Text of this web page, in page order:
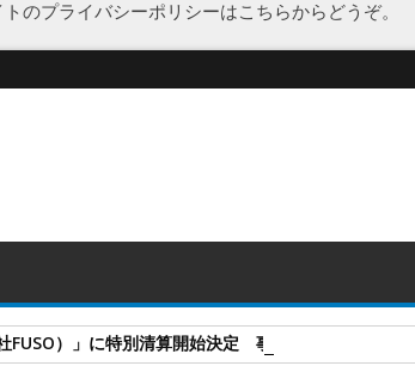
トのプライバシーポリシーはこちらからどうぞ。
FUSO）」に特別清算開始決定 事業はA-Gas Japan